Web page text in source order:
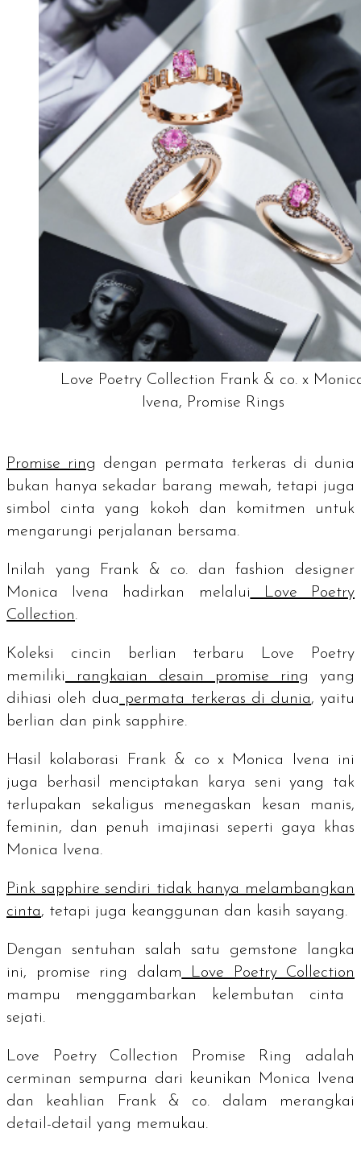
Love Poetry Collection Frank & co. x
Ivena, Promise Rings
Promise ring dengan permata terkeras di dunia
bukan hanya sekadar barang mewah, tetapi juga
simbol cinta yang kokoh dan komitmen untuk
mengarungi perjalanan bersama.
Inilah yang Frank & co. danfashion designer
Monica Ivena hadirkan melalui
Love Poetry
Collection.
Koleksi cincin berlian terbaru Love Poetry
memiliki
rangkaian desain promise ring yang
dihiasi oleh dua permata terkeras di dunia, yaitu
berlian dan pink sapphire.
Hasil kolaborasi Frank & co x Monica Ivena ini
juga berhasil menciptakan karya seni yang tak
terlupakan sekaligus menegaskan kesan manis,
feminin, dan penuh imajinasi seperti gaya khas
Monica Ivena.
Pink sapphire sendiri tidak hanya melambangkan
cinta, tetapi juga keanggunan dan kasih sayang.
Dengan sentuhan salah satu gemstone langka
ini,
promise ring dalam
Love Poetry Collection
mampu menggambarkan kelembutan cinta
sejati.
Love Poetry Collection Promise Ring adalah
cerminan sempurna dari keunikan Monica Ivena
dan keahlian Frank & co. dalam merangkai
detail-detail yang memukau.